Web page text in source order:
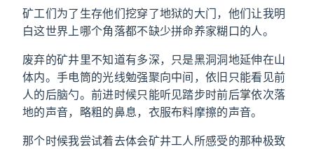
矿工们为了生存他们挖穿了地狱的大门，他们让我明
白这世界上哪个角落都不缺少拼命养家糊口的人。
废弃的矿井里不知道有多深，只是黑洞洞地延伸在山
体内。手电筒的光线勉强聚向中间，依旧只能看见前
人的后脑勺。前进时候只能听见踏步时前后掌依次落
地的声音，略粗的鼻息，衣服布料摩擦的声音。
那个时候我尝试着去体会矿井工人所感受的那种极致